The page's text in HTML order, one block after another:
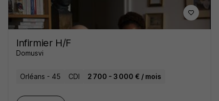
Infirmier H/F
Domusvi
Orléans - 45 CDI 2 700 - 3 000 € / mois